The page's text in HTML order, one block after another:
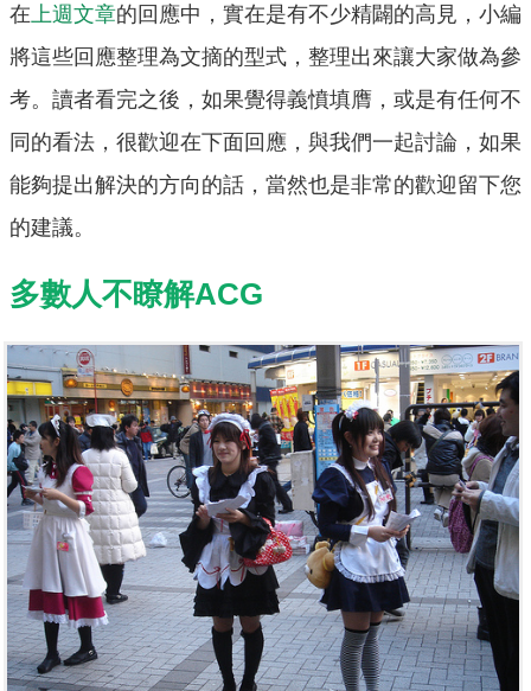
在 上週文章的回應中，實在是有不少精闢的高見，小編
將這些回應整理為文摘的型式，整理出來讓大家做為參
考。讀者看完之後，如果覺得義憤填膺，或是有任何不
同的看法，很歡迎在下面回應，與我們一起討論，如果
能夠提出解決的方向的話，當然也是非常的歡迎留下您
的建議。
多數人不瞭解ACG